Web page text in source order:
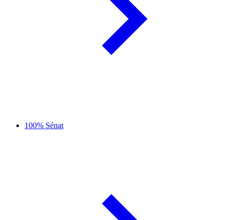
100% Sénat